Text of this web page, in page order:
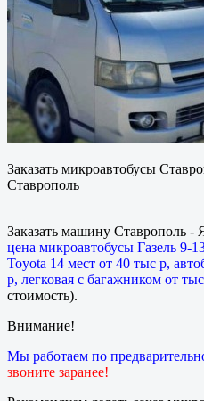
Заказать микроавтобусы
Ставрополь
Заказать машину Ставрополь -
цена микроавтобусы Газель 9-
Toyota 14 мест от 40 тыс р,
р, легковая с багажником от
стоимость).
Внимание!
Мы работаем по
звоните заранее!